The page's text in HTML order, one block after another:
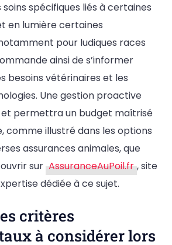
spécifiques liés à certaines
en lumière certaines
pour ludiques races
ainsi de s’informer
besoins vétérinaires et les
Une gestion proactive
et permettra un budget maîtrisé
comme illustré dans les options
assurances animales, que
sur AssuranceAuPoil.fr , site
dédiée à ce sujet.
critères
à considérer lors